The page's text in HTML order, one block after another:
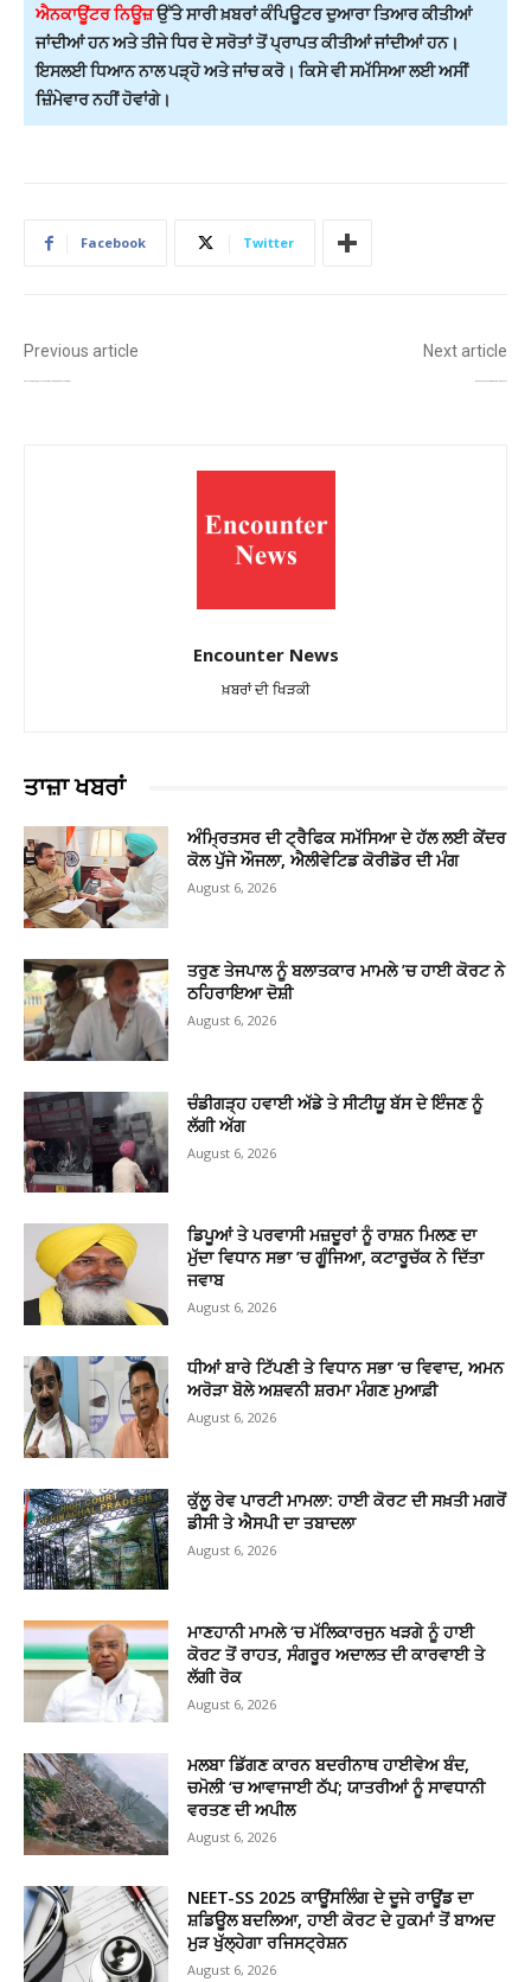
ਐਨਕਾਊਂਟਰ ਨਿਊਜ਼ਉੱਤੇ ਸਾਰੀ ਖ਼ਬਰਾਂ ਕੰਪਿਊਟਰ ਦੁਆਰਾ ਤਿਆਰ ਕੀਤੀਆਂ
ਜਾਂਦੀਆਂ ਹਨ ਅਤੇ ਤੀਜੇ ਧਿਰ ਦੇ ਸਰੋਤਾਂ ਤੋਂ ਪ੍ਰਾਪਤ ਕੀਤੀਆਂ ਜਾਂਦੀਆਂ ਹਨ।
ਇਸਲਈ ਧਿਆਨ ਨਾਲ ਪੜ੍ਹੋ ਅਤੇ ਜਾਂਚ ਕਰੋ। ਕਿਸੇ ਵੀ ਸਮੱਸਿਆ ਲਈ ਅਸੀਂ
ਜ਼ਿੰਮੇਵਾਰ ਨਹੀਂ ਹੋਵਾਂਗੇ।
Facebook Twitter
Previous article Next article
Encounter News
ਖ਼ਬਰਾਂ ਦੀ ਖਿੜਕੀ
ਤਾਜ਼ਾ ਖਬਰਾਂ
ਅੰਮ੍ਰਿਤਸਰ ਦੀ ਟ੍ਰੈਫਿਕ ਸਮੱਸਿਆ ਦੇ ਹੱਲ ਲਈ ਕੇਂਦਰ
ਕੋਲ ਪੁੱਜੇ ਔਜਲਾ, ਐਲੀਵੇਟਿਡ ਕੋਰੀਡੋਰ ਦੀ ਮੰਗ
August 6, 2026
ਤਰੁਣ ਤੇਜਪਾਲ ਨੂੰ ਬਲਾਤਕਾਰ ਮਾਮਲੇ ’ਚ ਹਾਈ ਕੋਰਟ ਨੇ
ਠਹਿਰਾਇਆ ਦੋਸ਼ੀ
August 6, 2026
ਚੰਡੀਗੜ੍ਹ ਹਵਾਈ ਅੱਡੇ ਤੇ ਸੀਟੀਯੂ ਬੱਸ ਦੇ ਇੰਜਣ ਨੂੰ
ਲੱਗੀ ਅੱਗ
August 6, 2026
ਡਿਪੂਆਂ ਤੇ ਪਰਵਾਸੀ ਮਜ਼ਦੂਰਾਂ ਨੂੰ ਰਾਸ਼ਨ ਮਿਲਣ ਦਾ
ਮੁੱਦਾ ਵਿਧਾਨ ਸਭਾ ’ਚ ਗੂੰਜਿਆ, ਕਟਾਰੂਚੱਕ ਨੇ ਦਿੱਤਾ
ਜਵਾਬ
August 6, 2026
ਧੀਆਂ ਬਾਰੇ ਟਿੱਪਣੀ ਤੇ ਵਿਧਾਨ ਸਭਾ ‘ਚ ਵਿਵਾਦ, ਅਮਨ
ਅਰੋੜਾ ਬੋਲੇ ਅਸ਼ਵਨੀ ਸ਼ਰਮਾ ਮੰਗਣ ਮੁਆਫ਼ੀ
August 6, 2026
ਕੁੱਲੂ ਰੇਵ ਪਾਰਟੀ ਮਾਮਲਾ: ਹਾਈ ਕੋਰਟ ਦੀ ਸਖ਼ਤੀ ਮਗਰੋਂ
ਡੀਸੀ ਤੇ ਐਸਪੀ ਦਾ ਤਬਾਦਲਾ
August 6, 2026
ਮਾਣਹਾਨੀ ਮਾਮਲੇ ‘ਚ ਮੱਲਿਕਾਰਜੁਨ ਖੜਗੇ ਨੂੰ ਹਾਈ
ਕੋਰਟ ਤੋਂ ਰਾਹਤ, ਸੰਗਰੂਰ ਅਦਾਲਤ ਦੀ ਕਾਰਵਾਈ ਤੇ
ਲੱਗੀ ਰੋਕ
August 6, 2026
ਮਲਬਾ ਡਿੱਗਣ ਕਾਰਨ ਬਦਰੀਨਾਥ ਹਾਈਵੇਅ ਬੰਦ,
ਚਮੋਲੀ ‘ਚ ਆਵਾਜਾਈ ਠੱਪ; ਯਾਤਰੀਆਂ ਨੂੰ ਸਾਵਧਾਨੀ
ਵਰਤਣ ਦੀ ਅਪੀਲ
August 6, 2026
NEET-SS 2025 ਕਾਊਂਸਲਿੰਗ ਦੇ ਦੂਜੇ ਰਾਊਂਡ ਦਾ
ਸ਼ਡਿਊਲ ਬਦਲਿਆ, ਹਾਈ ਕੋਰਟ ਦੇ ਹੁਕਮਾਂ ਤੋਂ ਬਾਅਦ
ਮੁੜ ਖੁੱਲ੍ਹੇਗਾ ਰਜਿਸਟ੍ਰੇਸ਼ਨ
August 6, 2026